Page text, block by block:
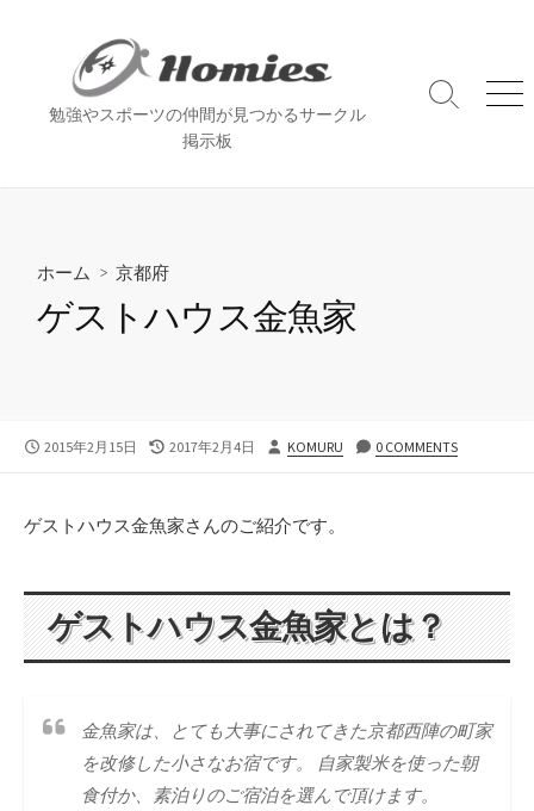
ス
勉強やスポーツの仲間が見つかるサークル
掲示板
検
メ
ホーム > 京都府
ゲストハウス金魚家
公
2015年2月15日
最
新
日
2017年2月4日
投
KOMURU 0 COMMENTS
ゲストハウス金魚家さんのご紹介です。
ゲストハウス金魚家とは？
金魚家は、とても大事にされてきた京都西陣の町家
を改修した小さなお宿です。 自家製米を使った朝
食付か、素泊りのご宿泊を選んで頂けます。